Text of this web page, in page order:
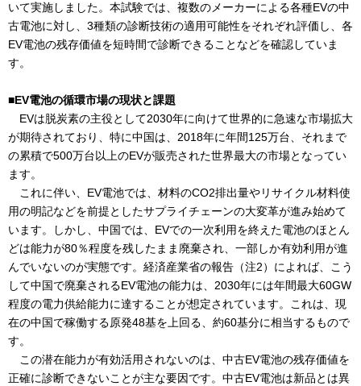
いて実施しました。本試験では、複数のメーカーによる各種EVの中
古電池に対し、3種類の診断技術の適用可能性をそれぞれ評価し、各
EV電池の残存価値を短時間で診断できることなどを確認していま
す。
■EV電池の循環市場の現状と課題
EVは脱炭素の主役として2030年に向けて世界的に急速な市場拡大
が期待されており、特に中国は、2018年に年間125万台、それまで
の累積で500万台以上のEVが販売された世界最大の市場となってい
ます。
これに伴い、EV電池では、材料のCO2排出量やリサイクル材料使
用の明記などを前提としたサプライチェーンの大変革が進み始めて
います。しかし、中国では、EVでの一次利用を終えた電池のほとん
どは能力が80％程度を残したまま廃棄され、一部しか有効利用が進
んでいないのが実態です。経済産業省の報告（注2）によれば、こう
して中国で廃棄されるEV電池の能力は、2030年には年間最大60GW
程度の電力供給能力に達することが想定されています。これは、現
在の中国で稼働する原発48基を上回る、約60基分に相当するもので
す。
この潜在能力が有効活用されないのは、中古EV電池の残存価値を
正確に診断できないことが主な要因です。中古EV電池は新品とは異